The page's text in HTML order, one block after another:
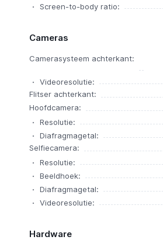
Screen-to-body ratio:
Cameras
Camerasysteem achterkant:
Videoresolutie:
Flitser achterkant:
Hoofdcamera:
Resolutie:
Diafragmagetal:
Selfiecamera:
Resolutie:
Beeldhoek:
Diafragmagetal:
Videoresolutie:
Hardware